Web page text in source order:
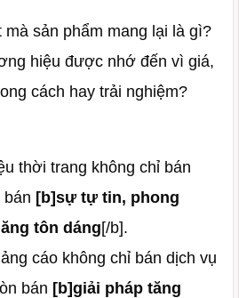
mà sản phẩm mang lại là gì?
hiệu được nhớ đến vì giá,
cách hay trải nghiệm?
thời trang không chỉ bán
bán [b]sự tự tin, phong
tôn dáng[/b].
cáo không chỉ bán dịch vụ
bán [b]giải pháp tăng